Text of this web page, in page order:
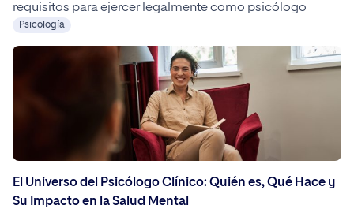
requisitos para ejercer legalmente como psicólogo
Psicología
El Universo del Psicólogo Clínico: Quién es, Qué Hace y
Su Impacto en la Salud Mental